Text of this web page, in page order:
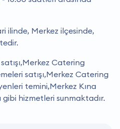
ilinde, Merkez ilçesinde,
Catering
satışı,Merkez Catering
temini,Merkez Kına
hizmetleri sunmaktadır.